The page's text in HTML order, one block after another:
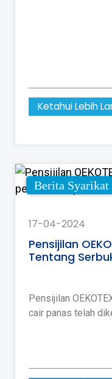
Ketahui Lebih
Berita Syarikat
17-04-2024
Pensijilan
Tentang
Pensijilan
cair panas telah